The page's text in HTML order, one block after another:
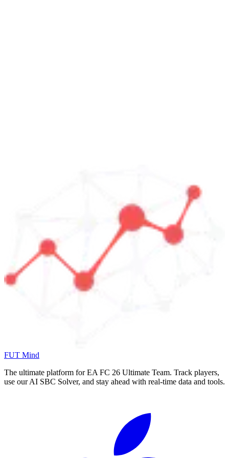
FUT Mind
The ultimate platform for EA FC 26 Ultimate Team. Track players,
use our AI SBC Solver, and stay ahead with real-time data and tools.